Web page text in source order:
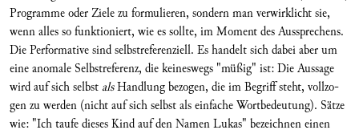
Programme oder Ziele zu formulieren, sondern man verwirklicht sie,
wenn alles so funktioniert, wie es sollte, im Moment des Aussprechens.
Die Performative sind selbstrefe­renziell. Es handelt sich dabei aber um
eine anoma­le Selbstreferenz, die kei­neswegs "müßig" ist: Die Aussage
wird auf sich selbst alsHandlung bezogen, die im Begriff steht, vollzo­
gen zu werden (nicht auf sich selbst als einfache Wortbedeutung). Sätze
wie: "Ich taufe dieses Kind auf den Namen Lukas" be­zeichnen einen